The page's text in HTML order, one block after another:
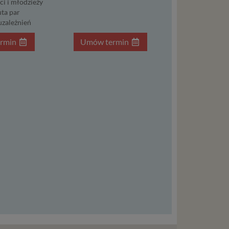
i młodzieży
par
Umów termin
na
o
konto,